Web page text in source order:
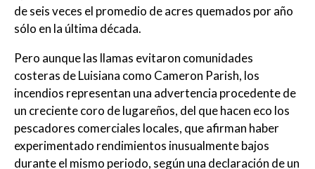
de seis veces el promedio de acres quemados por año
sólo en la última década.
Pero aunque las llamas evitaron comunidades
costeras de Luisiana como Cameron Parish, los
incendios representan una advertencia procedente de
un creciente coro de lugareños, del que hacen eco los
pescadores comerciales locales, que afirman haber
experimentado rendimientos inusualmente bajos
durante el mismo periodo, según una declaración de un